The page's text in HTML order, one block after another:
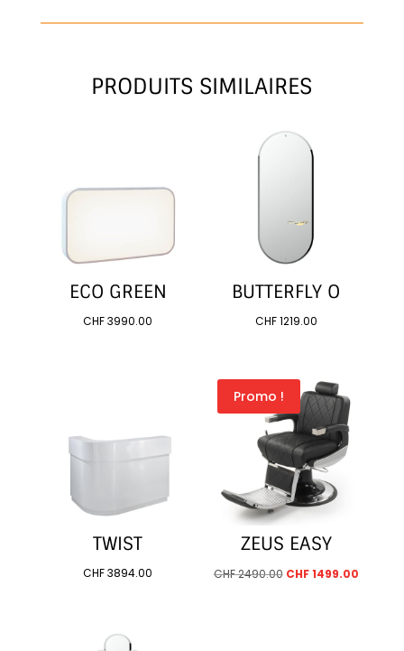
PRODUITS SIMILAIRES
ECO GREEN
CHF3990.00
BUTTERFLY O
CHF1219.00
TWIST
CHF3894.00
Promo !
ZEUS EASY
CHF2490.00 Le
CHF1499.00Le